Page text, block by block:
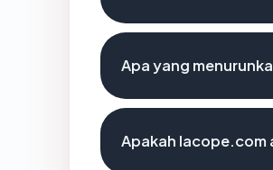
Apa yang
Apakah lacope.com